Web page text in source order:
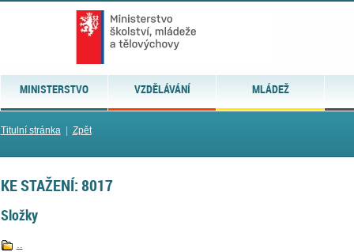
MINISTERSTVO VZDĚLÁVÁNÍ MLÁDEŽ
Titulní stránka| Zpět
KE STAŽENÍ: 8017
Složky
..